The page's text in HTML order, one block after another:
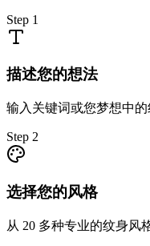
Step 1
描述您的想法
输入关键词或您梦想中的
Step 2
选择您的风格
从 20 多种专业的纹身风